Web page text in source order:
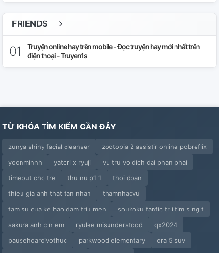
32
33
36. End
Extra 1: Vòng Xoay Thời Gian Cuốn Em Về Ngày Hôm
Qua
Extra 2: Đi Công Tác
FRIENDS
Truyện online hay trên mobile - Đọc truyện hay mới nhất trên
điện thoại - Truyen1s
TỪ KHÓA TÌM KIẾM GẦN ĐÂY
zunya shiny facial cleanser
zootopia 2 assistir online pobreflix
yoonminnh
yatori x ryuji
vu tru vo dich dai phan phai
timeout cho tre
thu nu p1 1
thoi doan
thieu gia anh that tan nhan
thamnhacvu
tam su cua ke bao dam triu men
soukoku fanfic tr i tim s ng t
sakura anh c n em
ryulee misunderstood
qx2024
pausehoaroivothuc
parkwood elementary
ora 5 suv